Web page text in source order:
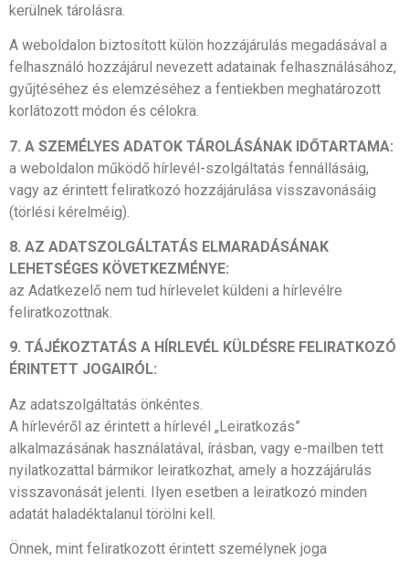
kerülnek tárolásra.
A weboldalon biztosított külön hozzájárulás megadásával a
felhasználó hozzájárul nevezett adatainak felhasználásához,
gyűjtéséhez és elemzéséhez a fentiekben meghatározott
korlátozott módon és célokra.
7. A SZEMÉLYES ADATOK TÁROLÁSÁNAK IDŐTARTAMA:
a weboldalon működő hírlevél-szolgáltatás fennállásáig,
vagy az érintett feliratkozó hozzájárulása visszavonásáig
(törlési kérelméig).
8. AZ ADATSZOLGÁLTATÁS ELMARADÁSÁNAK
LEHETSÉGES KÖVETKEZMÉNYE:
az Adatkezelő nem tud hírlevelet küldeni a hírlevélre
feliratkozottnak.
9. TÁJÉKOZTATÁS A HÍRLEVÉL KÜLDÉSRE FELIRATKOZÓ
ÉRINTETT JOGAIRÓL:
Az adatszolgáltatás önkéntes.
A hírlevéről az érintett a hírlevél „Leiratkozás”
alkalmazásának használatával, írásban, vagy e-mailben tett
nyilatkozattal bármikor leiratkozhat, amely a hozzájárulás
visszavonását jelenti. Ilyen esetben a leiratkozó minden
adatát haladéktalanul törölni kell.
Önnek, mint feliratkozott érintett személynek joga